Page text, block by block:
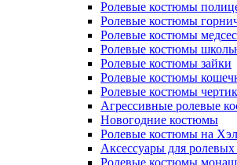
Ролевые костюмы
Ролевые костюмы
Ролевые костюмы
Ролевые костюмы
Ролевые костюмы зайки
Ролевые костюмы
Ролевые костюмы
Агрессивные ролевые
Новогодние костюмы
Ролевые костюмы на
Аксессуары для ролевых
Ролевые костюмы